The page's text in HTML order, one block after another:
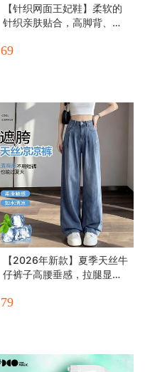
【针织网面王妃鞋】柔软的
针织亲肤贴合，高脚背、宽
裹，不挤脚，耐磨，透气不
69
【2026年新款】夏季天丝牛
仔裤子高腰垂感，拉腿显
79